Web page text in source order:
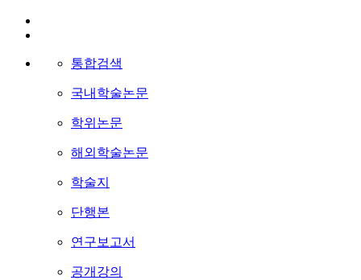
통합검색
국내학술논문
학위논문
해외학술논문
학술지
단행본
연구보고서
공개강의